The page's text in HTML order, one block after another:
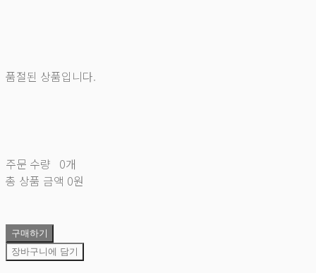
품절된 상품입니다.
주문 수량 0개
총 상품 금액 0원
구매하기
장바구니에 담기